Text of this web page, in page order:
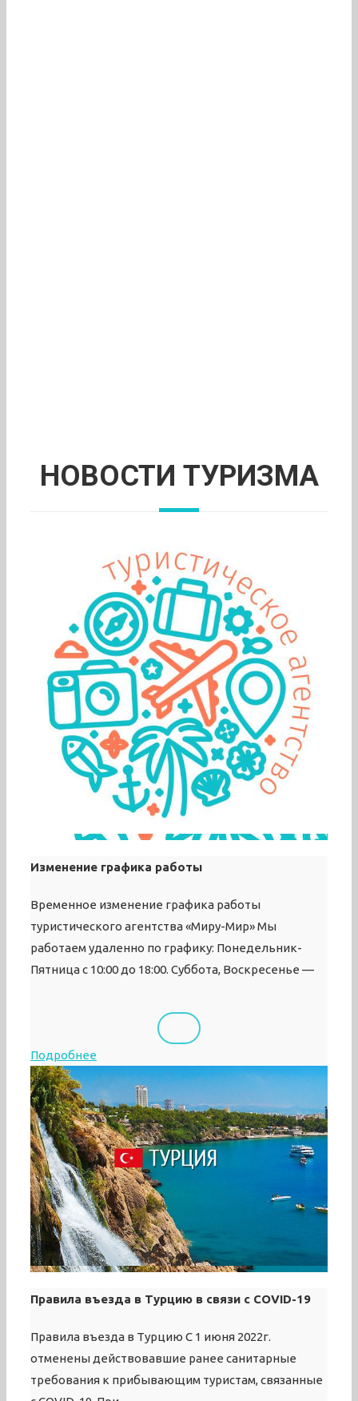
НОВОСТИ ТУРИЗМА
Изменение графика работы
Временное изменение графика работы
туристического агентства «Миру-Мир» Мы
работаем удаленно по графику: Понедельник-
Пятница с 10:00 до 18:00. Суббота, Воскресенье —
Подробнее
Правила въезда в Турцию в связи с COVID-19
Правила въезда в Турцию С 1 июня 2022г.
отменены действовавшие ранее санитарные
требования к прибывающим туристам, связанные